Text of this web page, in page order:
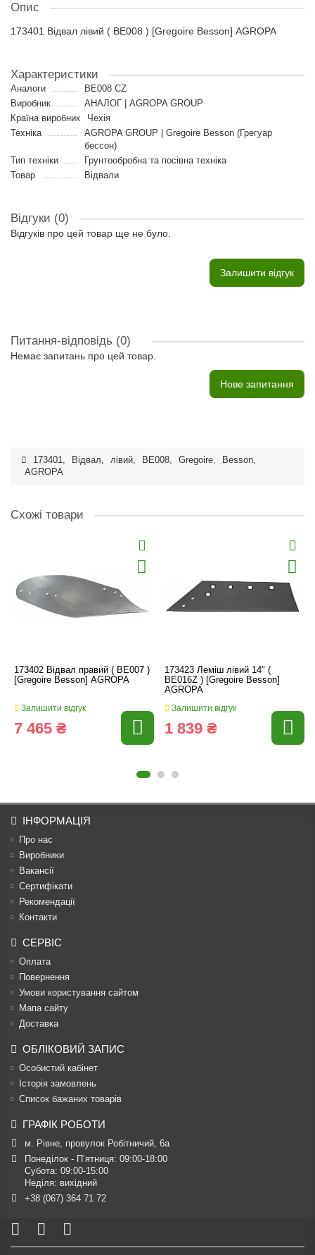
Опис
173401 Відвал лівий ( BE008 ) [Gregoire Besson] AGROPA
Характеристики
Аналоги
BE008 CZ
Виробник
АНАЛОГ | AGROPA GROUP
Країна виробник
Чехія
Техніка
AGROPA GROUP | Gregoire Besson (Грегуар
бессон)
Тип техніки
Грунтообробна та посівна техніка
Товар
Відвали
Відгуки (0)
Відгуків про цей товар ще не було.
Залишити відгук
Питання-відповідь (0)
Немає запитань про цей товар.
Нове запитання
173401, Відвал, лівий, BE008, Gregoire, Besson,
AGROPA
Схожі товари
173402 Відвал правий ( BE007 )
[Gregoire Besson] AGROPA
Залишити відгук
7 465 ₴
173423 Леміш лівий 14" (
BE016Z ) [Gregoire Besson]
AGROPA
Залишити відгук
1 839 ₴
ІНФОРМАЦІЯ
Про нас
Виробники
Вакансії
Сертифікати
Рекомендації
Контакти
СЕРВІС
Оплата
Повернення
Умови користування сайтом
Мапа сайту
Доставка
ОБЛІКОВИЙ ЗАПИС
Особистий кабінет
Історія замовлень
Список бажаних товарів
ГРАФІК РОБОТИ
м. Рівне, провулок Робітничий, 6а
Понеділок - П’ятниця: 09:00-18:00
Субота: 09:00-15:00
Неділя: вихідний
+38 (067) 364 71 72